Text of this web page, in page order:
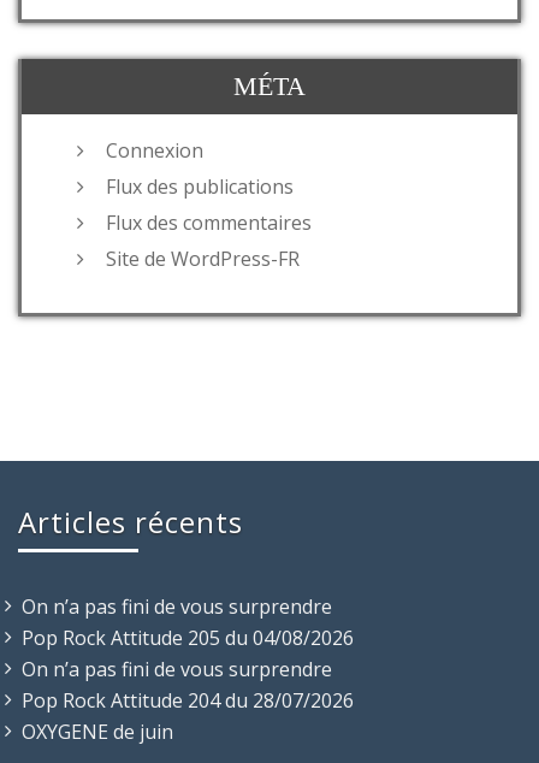
MÉTA
Connexion
Flux des publications
Flux des commentaires
Site de WordPress-FR
Articles récents
On n’a pas fini de vous surprendre
Pop Rock Attitude 205 du 04/08/2026
On n’a pas fini de vous surprendre
Pop Rock Attitude 204 du 28/07/2026
OXYGENE de juin